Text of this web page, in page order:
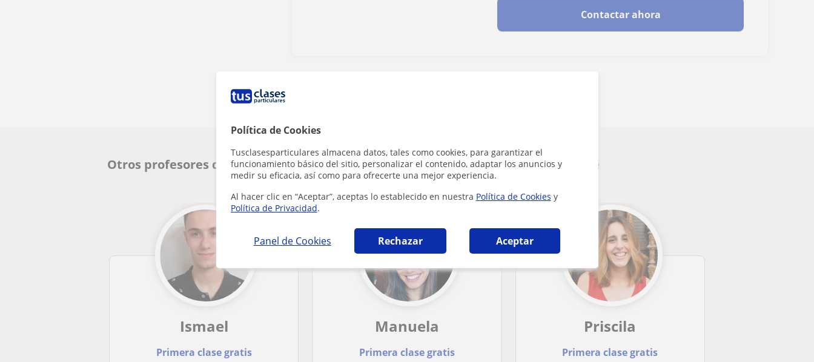
Política de Cookies
Tusclasesparticulares almacena datos, tales como cookies, para garantizar el
funcionamiento básico del sitio, personalizar el contenido, adaptar los anuncios y
medir su eficacia, así como para ofrecerte una mejor experiencia.
Al hacer clic en “Aceptar”, aceptas lo establecido en nuestra Política de Cookies y
Política de Privacidad.
Panel de Cookies Rechazar Aceptar
Contactar ahora
Otros profesores de Matemáticas en Rincón de la Victoria que pueden interesarte
Ismael
Primera clase gratis
Manuela
Primera clase gratis
Priscila
Primera clase gratis